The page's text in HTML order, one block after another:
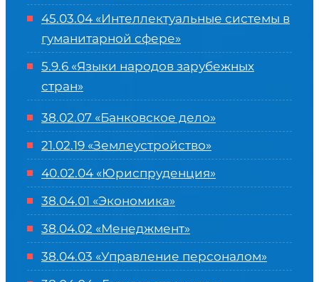
45.03.04 «Интеллектуальные системы в
гуманитарной сфере»
5.9.6 «Языки народов зарубежных
стран»
38.02.07 «Банковское дело»
21.02.19 «Землеустройство»
40.02.04 «Юриспруденция»
38.04.01 «Экономика»
38.04.02 «Менеджмент»
38.04.03 «Управление персоналом»